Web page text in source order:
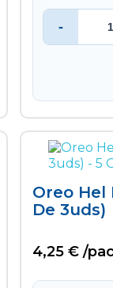
-
Oreo Hel
De 3uds)
4,25 € /